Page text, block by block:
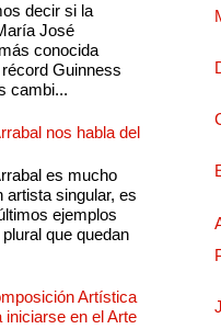
decir si la
José
conocida
Guinness
cambi...
nos habla del
es mucho
artista singular, es
ejemplos
que quedan
Artística
iniciarse en el Arte